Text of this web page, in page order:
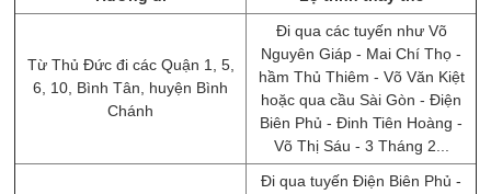
Từ Thủ Đức đi các Quận 1, 5,
6, 10, Bình Tân, huyện Bình
Chánh
Đi qua các tuyến như Võ
Nguyên Giáp - Mai Chí Thọ -
hầm Thủ Thiêm - Võ Văn Kiệt
hoặc qua cầu Sài Gòn - Điện
Biên Phủ - Đinh Tiên Hoàng -
Võ Thị Sáu - 3 Tháng 2...
Đi qua tuyến Điện Biên Phủ -